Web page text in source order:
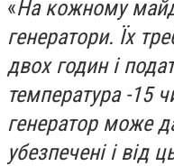
«На кожному
генератори. Їх
двох годин і
температура -15
генератор може
убезпечені і від